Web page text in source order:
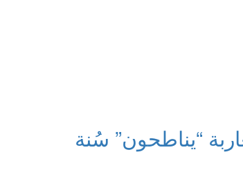
“يناطحون” سُنة